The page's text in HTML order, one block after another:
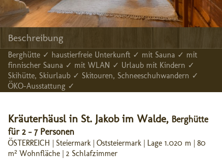
Beschreibung
Berghütte ✓ haustierfreie Unterkunft ✓ mit Sauna ✓ mit
finnischer Sauna ✓ mit WLAN ✓ Urlaub mit Kindern ✓
Skihütte, Skiurlaub ✓ Skitouren, Schneeschuhwandern ✓
ÖKO-Ausstattung ✓
Kräuterhäusl in St. Jakob im Walde, Berghütte
für 2 - 7 Personen
ÖSTERREICH | Steiermark | Oststeiermark | Lage 1.020 m | 80
m² Wohnfläche | 2 Schlafzimmer